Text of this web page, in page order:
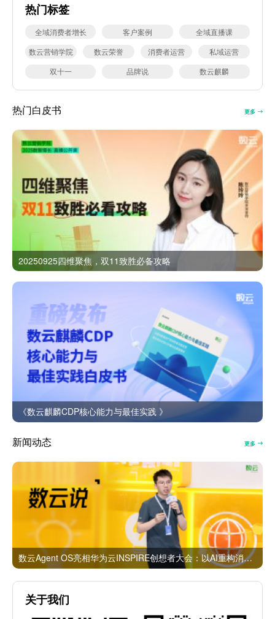
热门标签
全域消费者增长 客户案例
全域直播课
数云营销学院
数云荣誉 消费者运营
私域运营
双十一
品牌说 数云麒麟
热门白皮书 更多
20250925四维聚焦，双11致胜必备攻略
《数云麒麟CDP核心能力与最佳实践 》
新闻动态 更多
数云Agent OS亮相华为云INSPIRE创想者大会：以AI重构消费者运营与零售营销新范式
关于我们